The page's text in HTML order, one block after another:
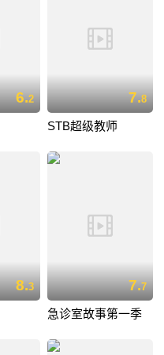
6.2 7.8
STB超级教师
8.3 7.7
急诊室故事第一季